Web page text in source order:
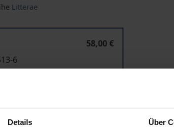
Details Über
Litterae
58,00 €
6
Abhängig von der Lieferadresse kann die